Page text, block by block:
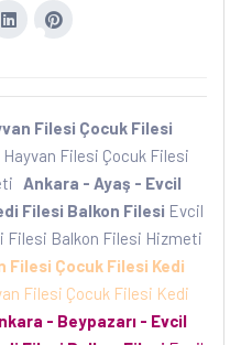
Filesi Çocuk Filesi
Hayvan Filesi Çocuk Filesi
Ankara - Ayaş - Evcil
Filesi Balkon Filesi Evcil
Filesi Balkon Filesi Hizmeti
Filesi Çocuk Filesi Kedi
Filesi Çocuk Filesi Kedi
- Beypazarı - Evcil